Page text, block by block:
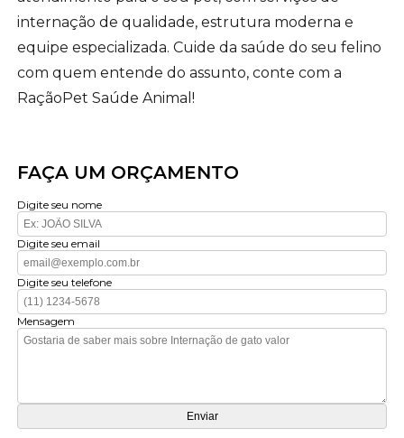
internação de qualidade, estrutura moderna e
equipe especializada. Cuide da saúde do seu felino
com quem entende do assunto, conte com a
RaçãoPet Saúde Animal!
FAÇA UM ORÇAMENTO
Digite seu nome
Digite seu email
Digite seu telefone
Mensagem